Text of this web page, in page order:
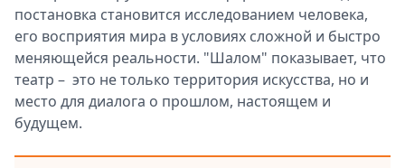
постановка становится исследованием человека,
его восприятия мира в условиях сложной и быстро
меняющейся реальности. "Шалом" показывает, что
театр – это не только территория искусства, но и
место для диалога о прошлом, настоящем и
будущем.